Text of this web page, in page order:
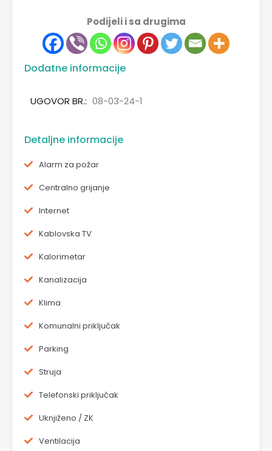
Podijeli i sa drugima
Dodatne informacije
UGOVOR BR.: 08-03-24-1
Detaljne informacije
Alarm za požar
Centralno grijanje
Internet
Kablovska TV
Kalorimetar
Kanalizacija
Klima
Komunalni priključak
Parking
Struja
Telefonski priključak
Uknjiženo / ZK
Ventilacija